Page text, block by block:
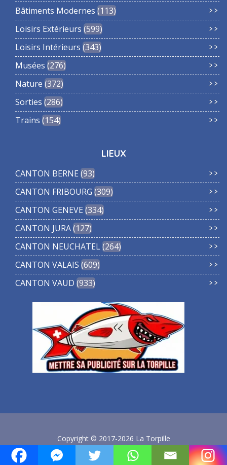
Bâtiments Modernes 113
Loisirs Extérieurs 599
Loisirs Intérieurs 343
Musées 276
Nature 372
Sorties 286
Trains 154
LIEUX
CANTON BERNE 93
CANTON FRIBOURG 309
CANTON GENEVE 334
CANTON JURA 127
CANTON NEUCHATEL 264
CANTON VALAIS 609
CANTON VAUD 933
Copyright © 2017-2026 La Torpille